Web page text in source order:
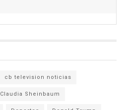
cb television noticias
Claudia Sheinbaum